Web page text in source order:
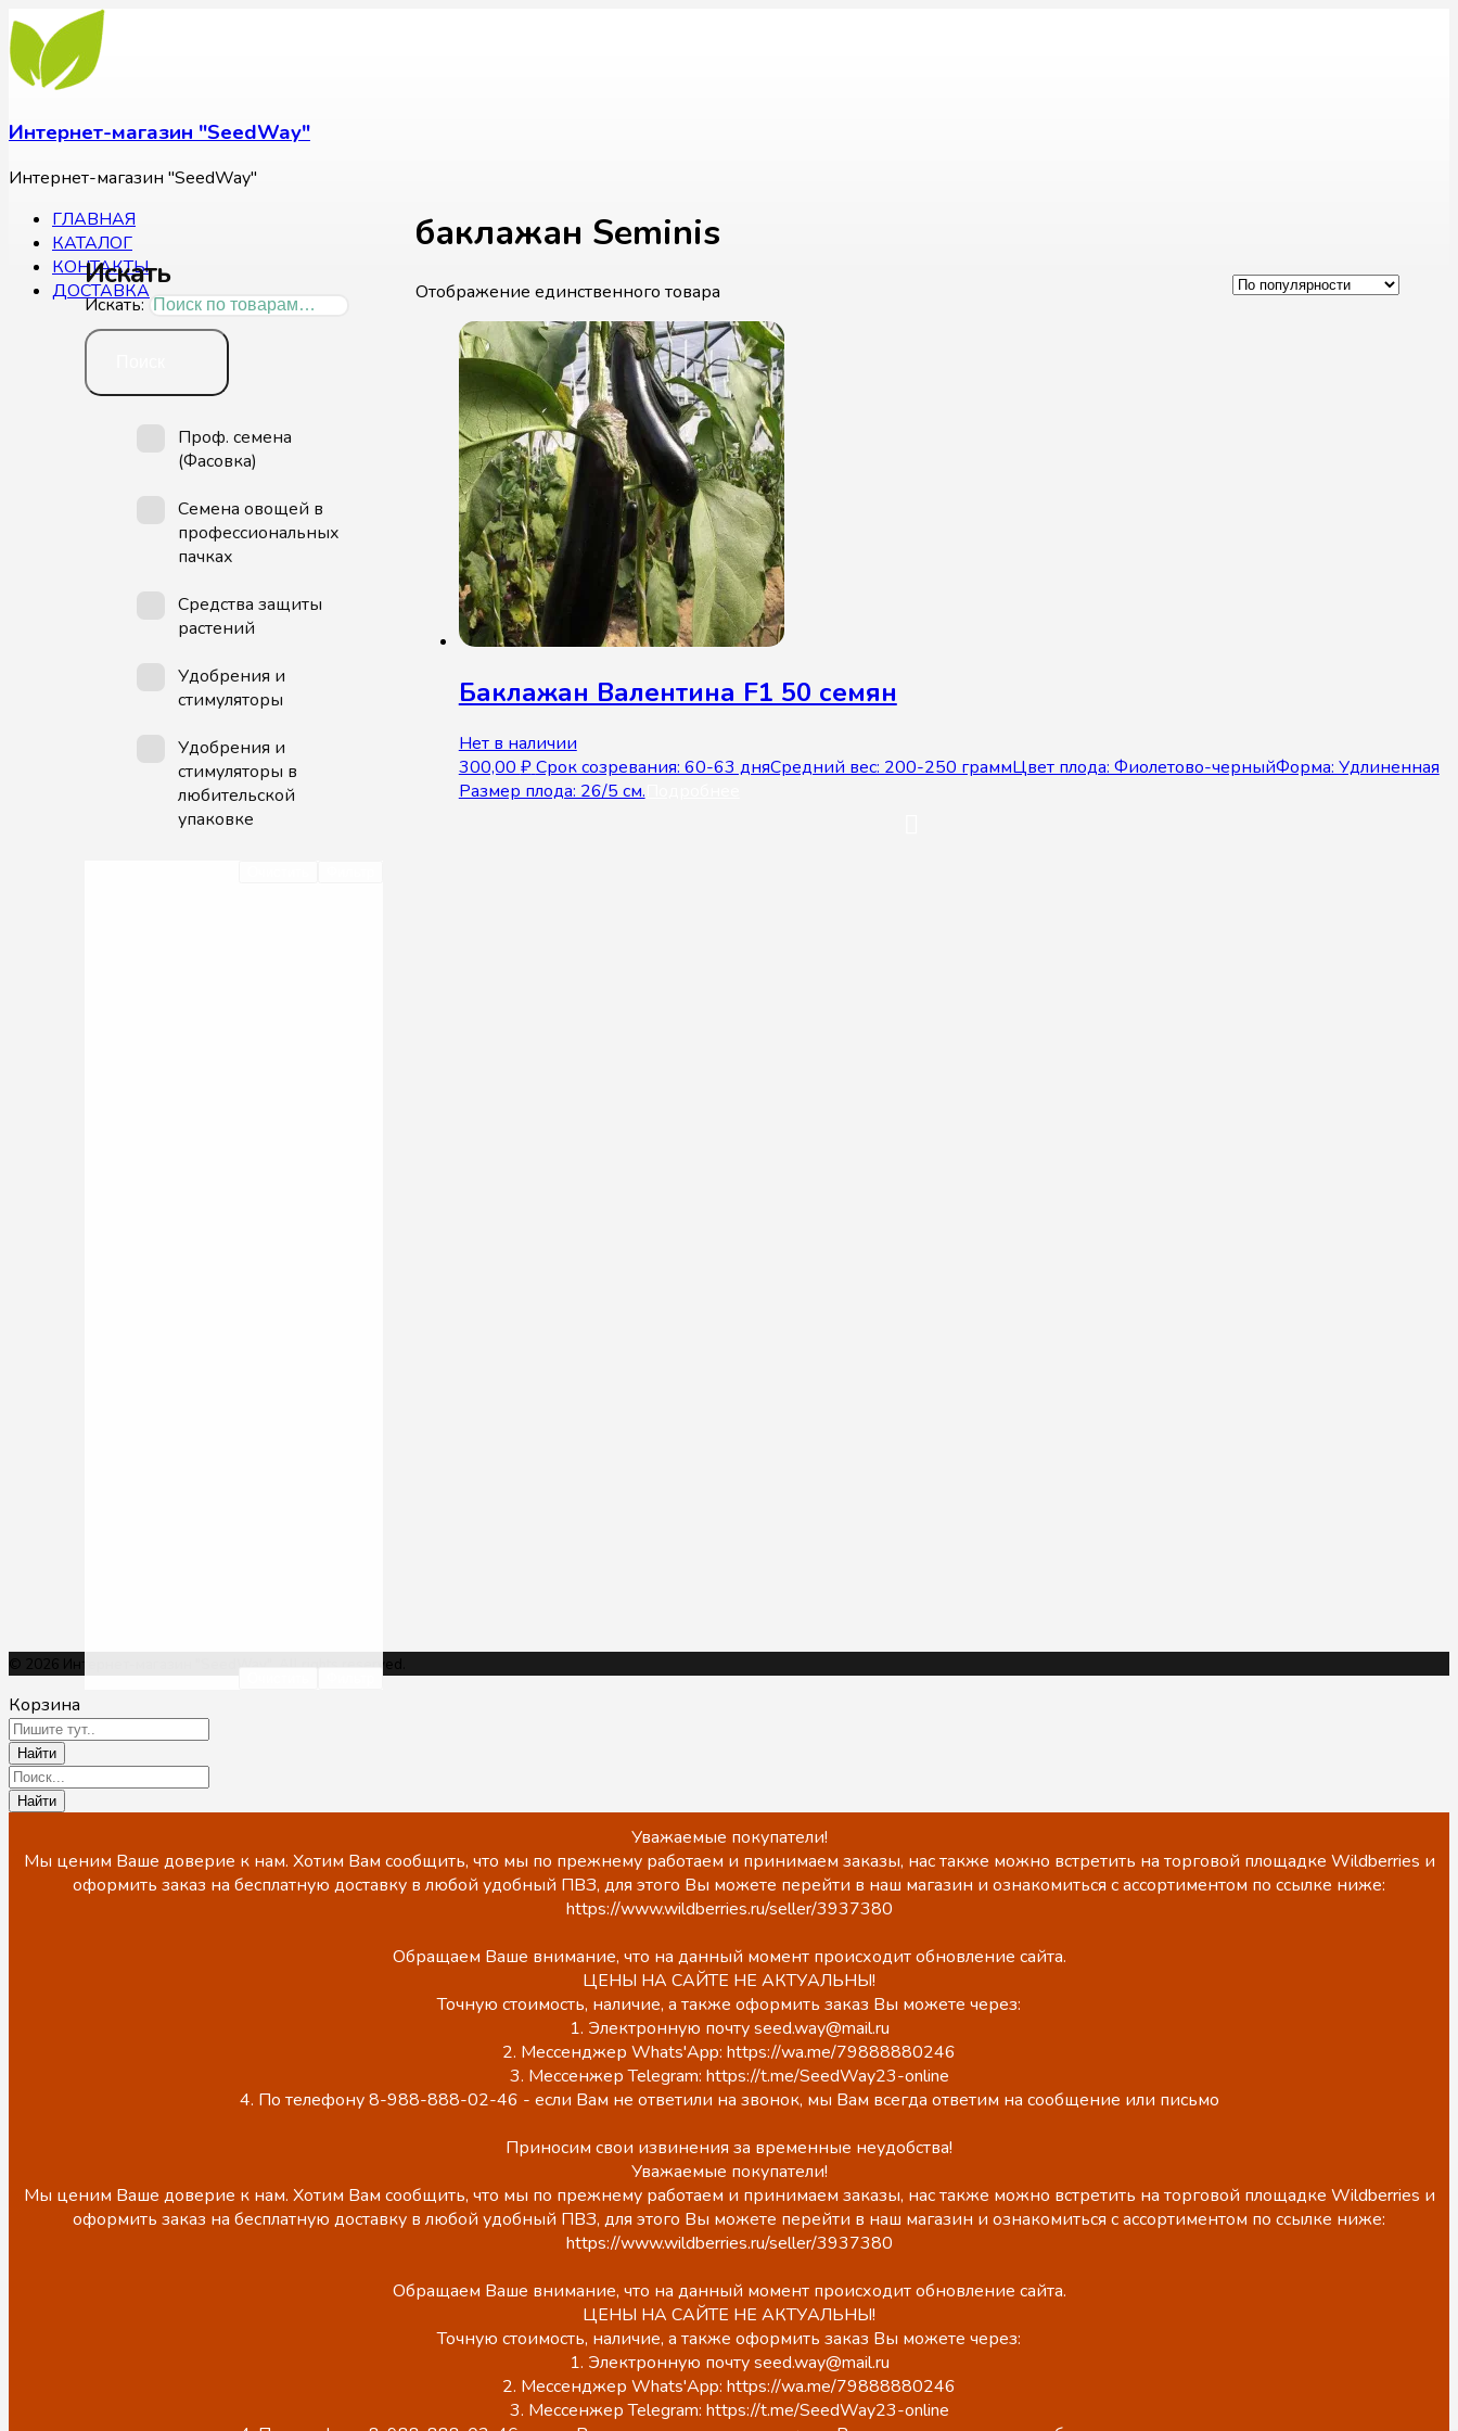
Интернет-магазин "SeedWay"
Интернет-магазин "SeedWay"
ГЛАВНАЯ
КАТАЛОГ
КОНТАКТЫ
ДОСТАВКА
баклажан Seminis
Отображение единственного товара
Баклажан Валентина F1 50 семян
Нет в наличии
300,00 ₽Срок созревания: 60-63 дняСредний вес: 200-250 граммЦвет плода: Фиолетово-черныйФорма: Удлиненная
Размер плода: 26/5 см.
Искать
Искать:
Проф. семена
(Фасовка)
Семена овощей в
профессиональных
пачках
Средства защиты
растений
Удобрения и
стимуляторы
Удобрения и
стимуляторы в
любительской
упаковке
© 2026 Интернет-магазин "SeedWay". All rights reserved.
Корзина
Уважаемые покупатели!
Мы ценим Ваше доверие к нам. Хотим Вам сообщить, что мы по прежнему работаем и принимаем заказы, нас также можно встретить на торговой площадке Wildberries и
оформить заказ на бесплатную доставку в любой удобный ПВЗ, для этого Вы можете перейти в наш магазин и ознакомиться с ассортиментом по ссылке ниже:
https://www.wildberries.ru/seller/3937380
Обращаем Ваше внимание, что на данный момент происходит обновление сайта.
ЦЕНЫ НА САЙТЕ НЕ АКТУАЛЬНЫ!
Точную стоимость, наличие, а также оформить заказ Вы можете через:
1. Электронную почту seed.way@mail.ru
2. Мессенджер Whats'App: https://wa.me/79888880246
3. Мессенжер Telegram: https://t.me/SeedWay23-online
4. По телефону 8-988-888-02-46 - если Вам не ответили на звонок, мы Вам всегда ответим на сообщение или письмо
Приносим свои извинения за временные неудобства!
Уважаемые покупатели!
Мы ценим Ваше доверие к нам. Хотим Вам сообщить, что мы по прежнему работаем и принимаем заказы, нас также можно встретить на торговой площадке Wildberries и
оформить заказ на бесплатную доставку в любой удобный ПВЗ, для этого Вы можете перейти в наш магазин и ознакомиться с ассортиментом по ссылке ниже:
https://www.wildberries.ru/seller/3937380
Обращаем Ваше внимание, что на данный момент происходит обновление сайта.
ЦЕНЫ НА САЙТЕ НЕ АКТУАЛЬНЫ!
Точную стоимость, наличие, а также оформить заказ Вы можете через:
1. Электронную почту seed.way@mail.ru
2. Мессенджер Whats'App: https://wa.me/79888880246
3. Мессенжер Telegram: https://t.me/SeedWay23-online